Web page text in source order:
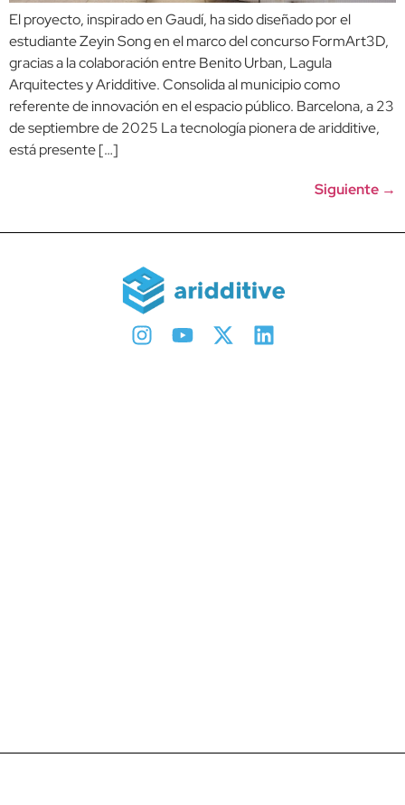
El proyecto, inspirado en Gaudí, ha sido diseñado por el
estudiante Zeyin Song en el marco del concurso FormArt3D,
gracias a la colaboración entre Benito Urban, Lagula
Arquitectes y Aridditive. Consolida al municipio como
referente de innovación en el espacio público. Barcelona, ​​a 23
de septiembre de 2025 La tecnología pionera de aridditive,
está presente […]
Siguiente →